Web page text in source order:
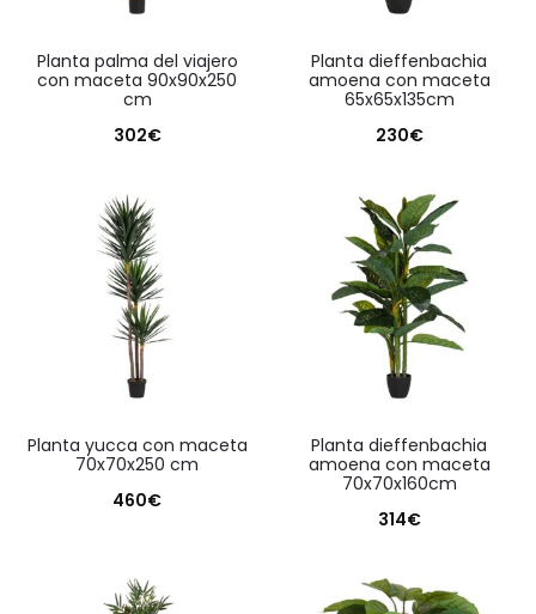
planta palma del viajero
con maceta 90x90x250
cm
302€
planta dieffenbachia
amoena con maceta
65x65x135cm
230€
planta yucca con maceta
70x70x250 cm
460€
planta dieffenbachia
amoena con maceta
70x70x160cm
314€